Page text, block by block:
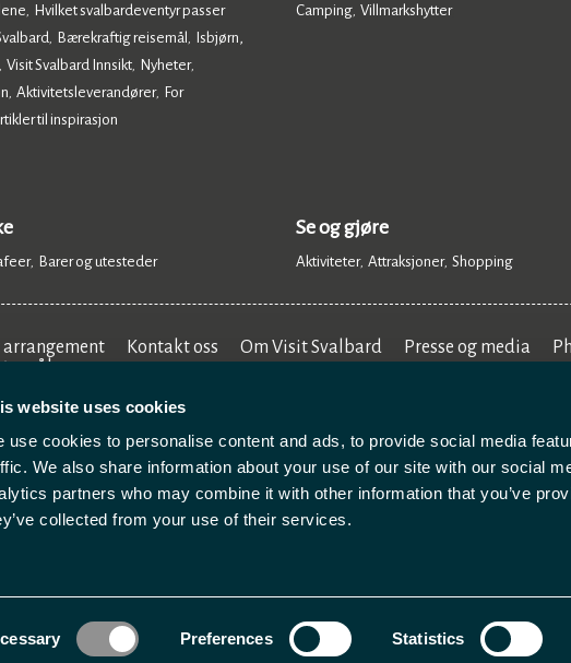
website uses cookies
use cookies to personalise content and ads, to provide social media
We also share information about your use of our site with our social
partners who may combine it with other information that you’ve
collected from your use of their services.
Preferences Statistics
,
Hvilket svalbardeventyr passer
, Bærekraftig reisemål ,
Isbjørn,
, Visit Svalbard Innsikt, Nyheter,
, Aktivitetsleverandører,
For
til inspirasjon
Camping, Villmarkshytter,
, Barer og utesteder,
Se og gjøre
Aktiviteter, Attraksjoner, Shopping
Kontakt oss Om Visit Svalbard Presse og media
Databeskyttelse Nettstedskart
Betingelser og vilkår
Rettighetsbeskyttet